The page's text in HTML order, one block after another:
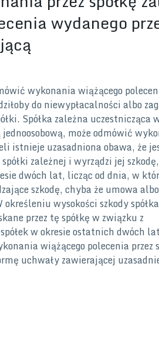
wydanego
wykonania wiążącego
do niewypłacalności albo
Spółka zależna uczestnicząca
jednoosobową, może odmówić
istnieje uzasadniona obawa, że
zależnej i wyrządzi jej
dwóch lat, licząc od dnia, w
szkodę, chyba że umowa
wysokości szkody
przez tę spółkę w związku z
w okresie ostatnich dwóch
wiążącego polecenia przez
uchwały zawierającej